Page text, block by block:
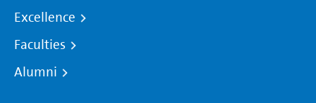
Excellence
Faculties
Alumni